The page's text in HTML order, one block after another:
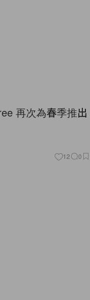
再次為春季推出
12 0